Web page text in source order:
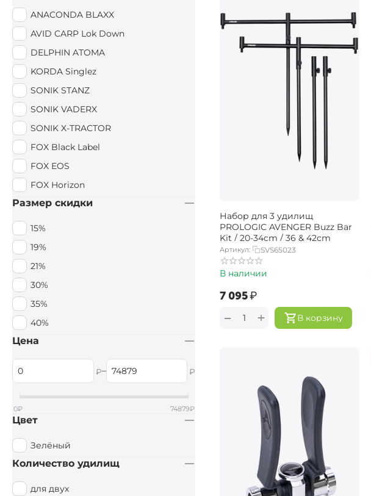
Набор для 3 удилищ
PROLOGIC AVENGER Buzz Bar
Kit / 20-34cm / 36 & 42cm
Артикул: SVS65023
В наличии
‍7 095‍₽
В корзину
+
−
EastShark
Sonik
WOLF
AVID CARP
Aquatic
JAG
Wychwood
Mivardi
Prologic
Carp Pro
D.A.M.
ANACONDA BLAXX
AVID CARP Lok Down
DELPHIN ATOMA
KORDA Singlez
SONIK STANZ
SONIK VADERX
SONIK X-TRACTOR
FOX Black Label
FOX EOS
FOX Horizon
Размер скидки
15%
19%
21%
30%
35%
40%
Цена
₽– ₽
0₽ 74879₽
Цвет
Зелёный
Количество удилищ
для двух